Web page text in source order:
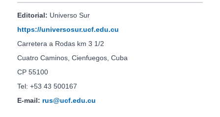
Editorial: Universo Sur
https://universosur.ucf.edu.cu
Carretera a Rodas km 3 1/2
Cuatro Caminos, Cienfuegos, Cuba
CP 55100
Tel: +53 43 500167
E-mail: rus@ucf.edu.cu